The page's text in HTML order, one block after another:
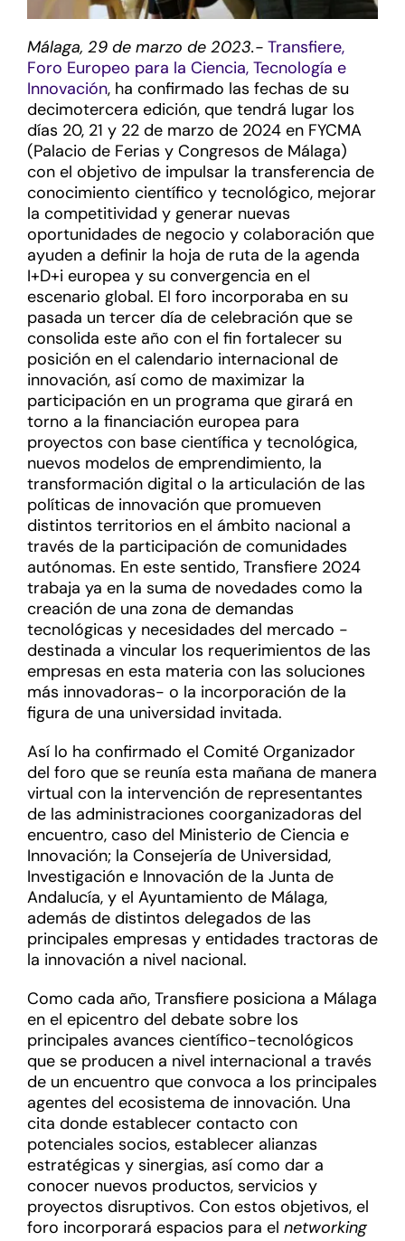
Málaga, 29 de marzo de 2023.- Transfiere,
Foro Europeo para la Ciencia, Tecnología e
Innovación, ha confirmado las fechas de su
decimotercera edición, que tendrá lugar los
días 20, 21 y 22 de marzo de 2024 en FYCMA
(Palacio de Ferias y Congresos de Málaga)
con el objetivo de impulsar la transferencia de
conocimiento científico y tecnológico, mejorar
la competitividad y generar nuevas
oportunidades de negocio y colaboración que
ayuden a definir la hoja de ruta de la agenda
I+D+i europea y su convergencia en el
escenario global. El foro incorporaba en su
pasada un tercer día de celebración que se
consolida este año con el fin fortalecer su
posición en el calendario internacional de
innovación, así como de maximizar la
participación en un programa que girará en
torno a la financiación europea para
proyectos con base científica y tecnológica,
nuevos modelos de emprendimiento, la
transformación digital o la articulación de las
políticas de innovación que promueven
distintos territorios en el ámbito nacional a
través de la participación de comunidades
autónomas. En este sentido, Transfiere 2024
trabaja ya en la suma de novedades como la
creación de una zona de demandas
tecnológicas y necesidades del mercado -
destinada a vincular los requerimientos de las
empresas en esta materia con las soluciones
más innovadoras- o la incorporación de la
figura de una universidad invitada.
Así lo ha confirmado el Comité Organizador
del foro que se reunía esta mañana de manera
virtual con la intervención de representantes
de las administraciones coorganizadoras del
encuentro, caso del Ministerio de Ciencia e
Innovación; la Consejería de Universidad,
Investigación e Innovación de la Junta de
Andalucía, y el Ayuntamiento de Málaga,
además de distintos delegados de las
principales empresas y entidades tractoras de
la innovación a nivel nacional.
Como cada año, Transfiere posiciona a Málaga
en el epicentro del debate sobre los
principales avances científico-tecnológicos
que se producen a nivel internacional a través
de un encuentro que convoca a los principales
agentes del ecosistema de innovación. Una
cita donde establecer contacto con
potenciales socios, establecer alianzas
estratégicas y sinergias, así como dar a
conocer nuevos productos, servicios y
proyectos disruptivos. Con estos objetivos, el
foro incorporará espacios para el networking